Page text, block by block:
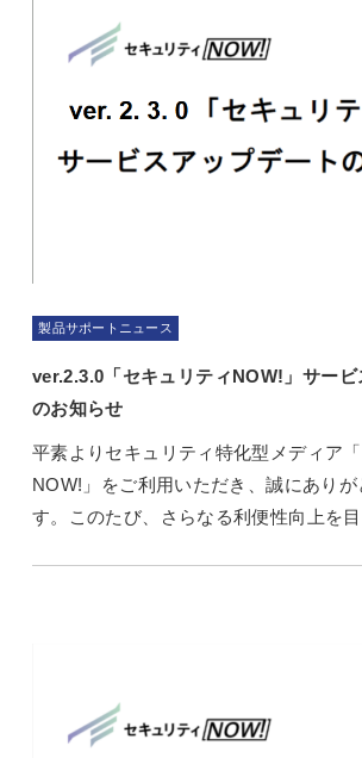
製品サポートニュース
ver.2.3.0「セキュリティNOW!」サービ
のお知らせ
平素よりセキュリティ特化型メディア
NOW!」をご利用いただき、誠にありが
す。このたび、さらなる利便性向上を